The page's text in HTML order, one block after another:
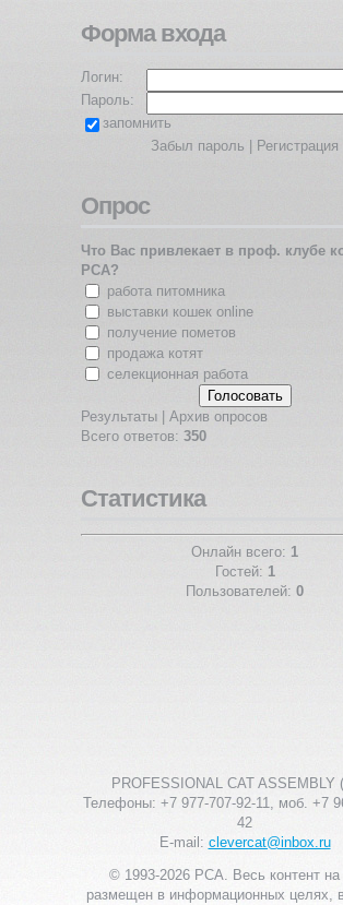
Форма входа
Логин:
Пароль:
запомнить
Забыл пароль | Регистрация
Опрос
Что Вас привлекает в проф. клубе
PCA?
работа питомника
выставки кошек online
получение пометов
продажа котят
селекционная работа
Результаты
Архив опросов
Всего ответов: 350
Статистика
Онлайн всего: 1
Гостей: 1
Пользователей: 0
PROFESSIONAL CAT ASSEMBLY
Телефоны: +7 977-707-92-11, моб. +7
42
E-mail: clevercat@inbox.ru
© 1993-2026 PCA. Весь контент на
размещен в информационных целях,